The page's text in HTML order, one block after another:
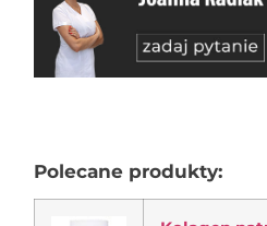
Polecane produkty: